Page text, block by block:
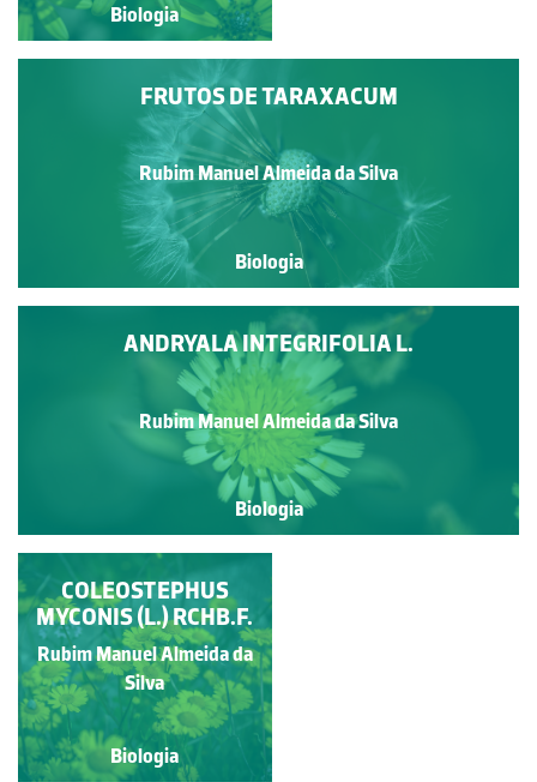
Biologia
FRUTOS DE TARAXACUM
Rubim Manuel Almeida da Silva
Biologia
Biologia
ANDRYALA INTEGRIFOLIA L.
Rubim Manuel Almeida da Silva
Biologia
BIDENS AUREA
(AITON) SCHERFF
Rubim Manuel Almeida da
Silva
Biologia
COLEOSTEPHUS
MYCONIS (L.) RCHB.F.
Rubim Manuel Almeida da
Silva
Biologia